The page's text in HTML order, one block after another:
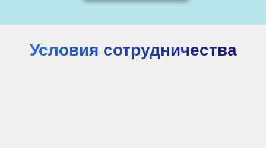
Условия сотрудничества